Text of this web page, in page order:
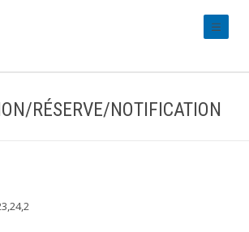
RÉSERVE/NOTIFICATION